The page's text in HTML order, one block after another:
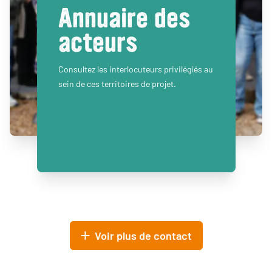
Annuaire des
acteurs
Consultez les interlocuteurs privilégiés au
sein de ces territoires de projet.
Voir plus de contact